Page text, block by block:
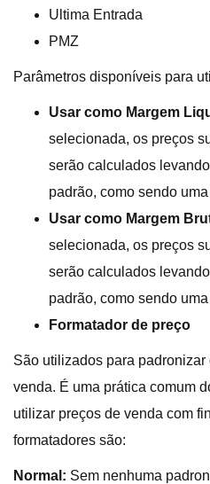
Ultima Entrada
PMZ
Parâmetros disponíveis para
Usar como Margem
selecionada, os preços
serão calculados
padrão, como sendo
Usar como Margem
selecionada, os preços
serão calculados
padrão, como sendo
Formatador de preço
São utilizados para padronizar
venda. É uma prática comum
utilizar preços de venda com
formatadores são:
Normal: Sem nenhuma